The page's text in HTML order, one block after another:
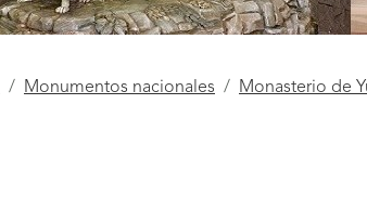
Monumentos nacionales Monasterio de